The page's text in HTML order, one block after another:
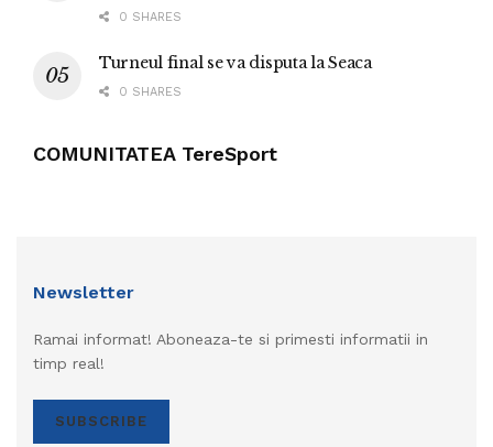
0 SHARES
Turneul final se va disputa la Seaca
0 SHARES
COMUNITATEA TereSport
Newsletter
Ramai informat! Aboneaza-te si primesti informatii in
timp real!
SUBSCRIBE